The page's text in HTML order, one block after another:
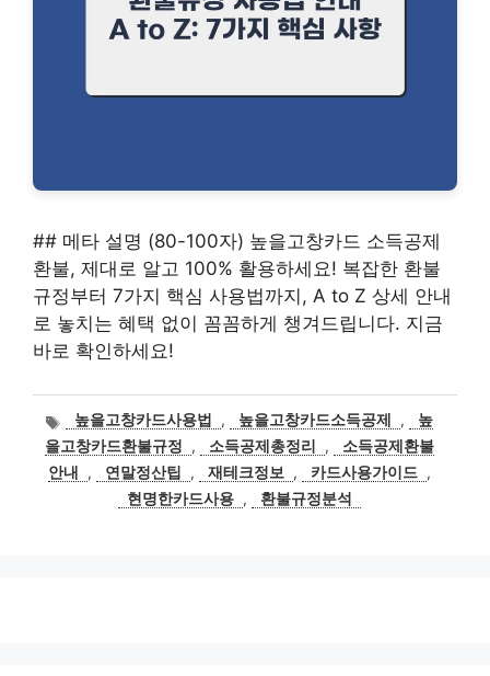
## 메타 설명 (80-100자) 높을고창카드 소득공제
환불, 제대로 알고 100% 활용하세요! 복잡한 환불
규정부터 7가지 핵심 사용법까지, A to Z 상세 안내
로 놓치는 혜택 없이 꼼꼼하게 챙겨드립니다. 지금
바로 확인하세요!
태
그
높을고창카드사용법 , 높을고창카드소득공제 ,
높
을고창카드환불규정
, 소득공제총정리 ,
소득공제환불
안내
, 연말정산팁 , 재테크정보 , 카드사용가이드 ,
현명한카드사용 , 환불규정분석